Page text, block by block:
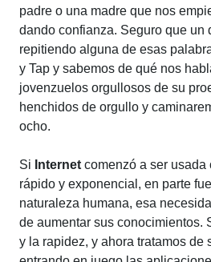
padre o una madre que nos
dando confianza. Seguro que un
repitiendo alguna de esas
y Tap y sabemos de qué nos
jovenzuelos orgullosos de su
henchidos de orgullo y
ocho.
Si Internet comenzó a ser usada
rápido y exponencial, en parte
naturaleza humana, esa
de aumentar sus conocimientos.
y la rapidez, y ahora tratamos de